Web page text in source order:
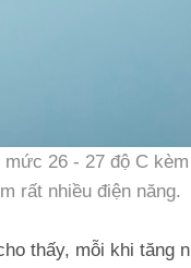
26 - 27 độ C
rất nhiều điện năng.
thấy, mỗi khi tăng